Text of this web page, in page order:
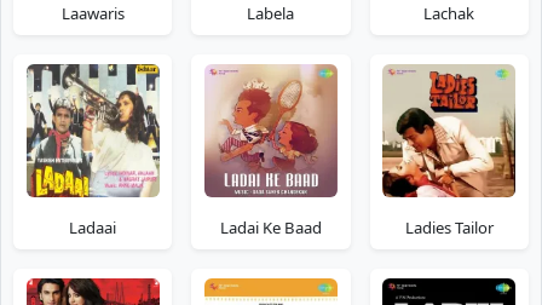
Laawaris Labela Lachak
Ladaai Ladai Ke Baad Ladies Tailor